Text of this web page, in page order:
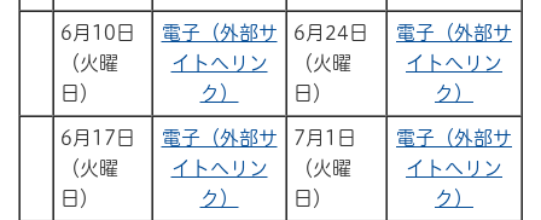
6月10日
（火曜
日）
電子（外部サ
イトへリン
ク）
6月24日
（火曜
日）
電子（外部サ
イトへリン
ク）
6月17日
（火曜
日）
電子（外部サ
イトへリン
ク）
7月1日
（火曜
日）
電子（外部サ
イトへリン
ク）